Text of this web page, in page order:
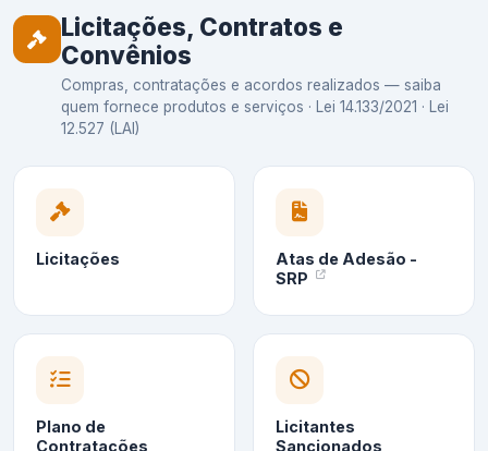
Licitações, Contratos e
Convênios
Compras, contratações e acordos realizados — saiba
quem fornece produtos e serviços · Lei 14.133/2021 · Lei
12.527 (LAI)
Licitações
Atas de Adesão -
SRP
Plano de
Contratações
Licitantes
Sancionados